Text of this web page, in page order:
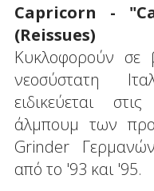
Capricorn -
(Reissues)
Κυκλοφορούν σε
νεοσύστατη
ειδικεύεται
άλμπουμ των
Grinder
από το '93 και '95.